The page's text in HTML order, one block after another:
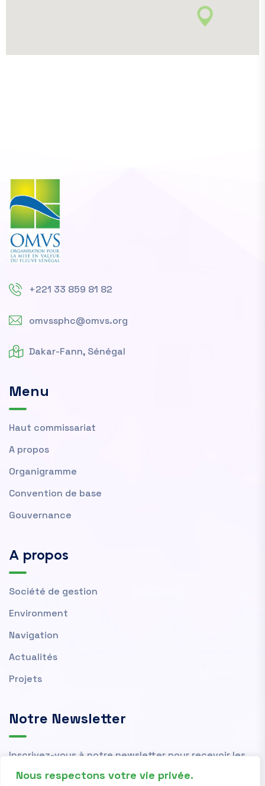
Nous respectons votre vie privée.
+221 33 859 81 82
omvssphc@omvs.org
Dakar-Fann, Sénégal
Menu
Haut commissariat
A propos
Organigramme
Convention de base
Gouvernance
A propos
Société de gestion
Environment
Navigation
Actualités
Projets
Notre Newsletter
Inscrivez-vous à notre newsletter pour recevoir les
actualités et nouvelles de l'OMVS.